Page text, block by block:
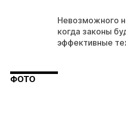
Невозможного
когда законы
эффективные
ФОТО